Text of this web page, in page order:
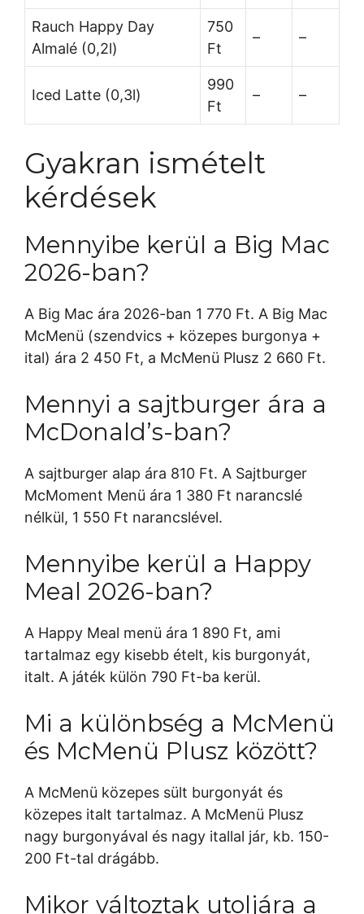
Rauch Happy Day
Almalé (0,2l)
750
Ft
– –
Iced Latte (0,3l)
990
Ft
– –
Gyakran ismételt
kérdések
Mennyibe kerül a Big Mac
2026-ban?
A Big Mac ára 2026-ban 1 770 Ft. A Big Mac
McMenü (szendvics + közepes burgonya +
ital) ára 2 450 Ft, a McMenü Plusz 2 660 Ft.
Mennyi a sajtburger ára a
McDonald’s-ban?
A sajtburger alap ára 810 Ft. A Sajtburger
McMoment Menü ára 1 380 Ft narancslé
nélkül, 1 550 Ft narancslével.
Mennyibe kerül a Happy
Meal 2026-ban?
A Happy Meal menü ára 1 890 Ft, ami
tartalmaz egy kisebb ételt, kis burgonyát,
italt. A játék külön 790 Ft-ba kerül.
Mi a különbség a McMenü
és McMenü Plusz között?
A McMenü közepes sült burgonyát és
közepes italt tartalmaz. A McMenü Plusz
nagy burgonyával és nagy itallal jár, kb. 150-
200 Ft-tal drágább.
Mikor változtak utoljára a